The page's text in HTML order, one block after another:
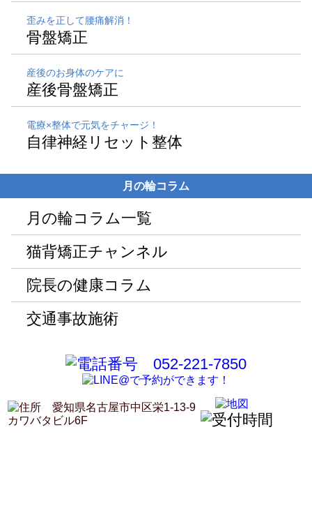
歪みを正して腰痛解消！
骨盤矯正
産後のお身体のケアに
産後骨盤矯正
電療×整体で元気をチャージ！
自律神経リセット整体
月の輪コラム
月の輪コラム一覧
猫背矯正チャンネル
院長の健康コラム
交通事故施術